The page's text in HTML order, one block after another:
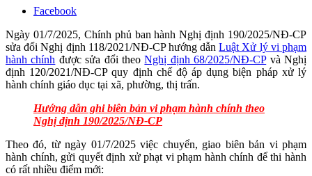
Facebook
Ngày 01/7/2025, Chính phủ ban hành Nghị định 190/2025/NĐ-CP
sửa đổi Nghị định 118/2021/NĐ-CP hướng dẫnLuật Xử lý vi phạm
hành chính được sửa đổi theoNghị định 68/2025/NĐ-CPvà Nghị
định 120/2021/NĐ-CP quy định chế độ áp dụng biện pháp xử lý
hành chính giáo dục tại xã, phường, thị trấn.
Hướng dẫn ghi biên bản vi phạm hành chính theo
Nghị định 190/2025/NĐ-CP
Theo đó, từ ngày 01/7/2025 việc chuyển, giao biên bản vi phạm
hành chính, gửi quyết định xử phạt vi phạm hành chính để thi hành
có rất nhiều điểm mới: